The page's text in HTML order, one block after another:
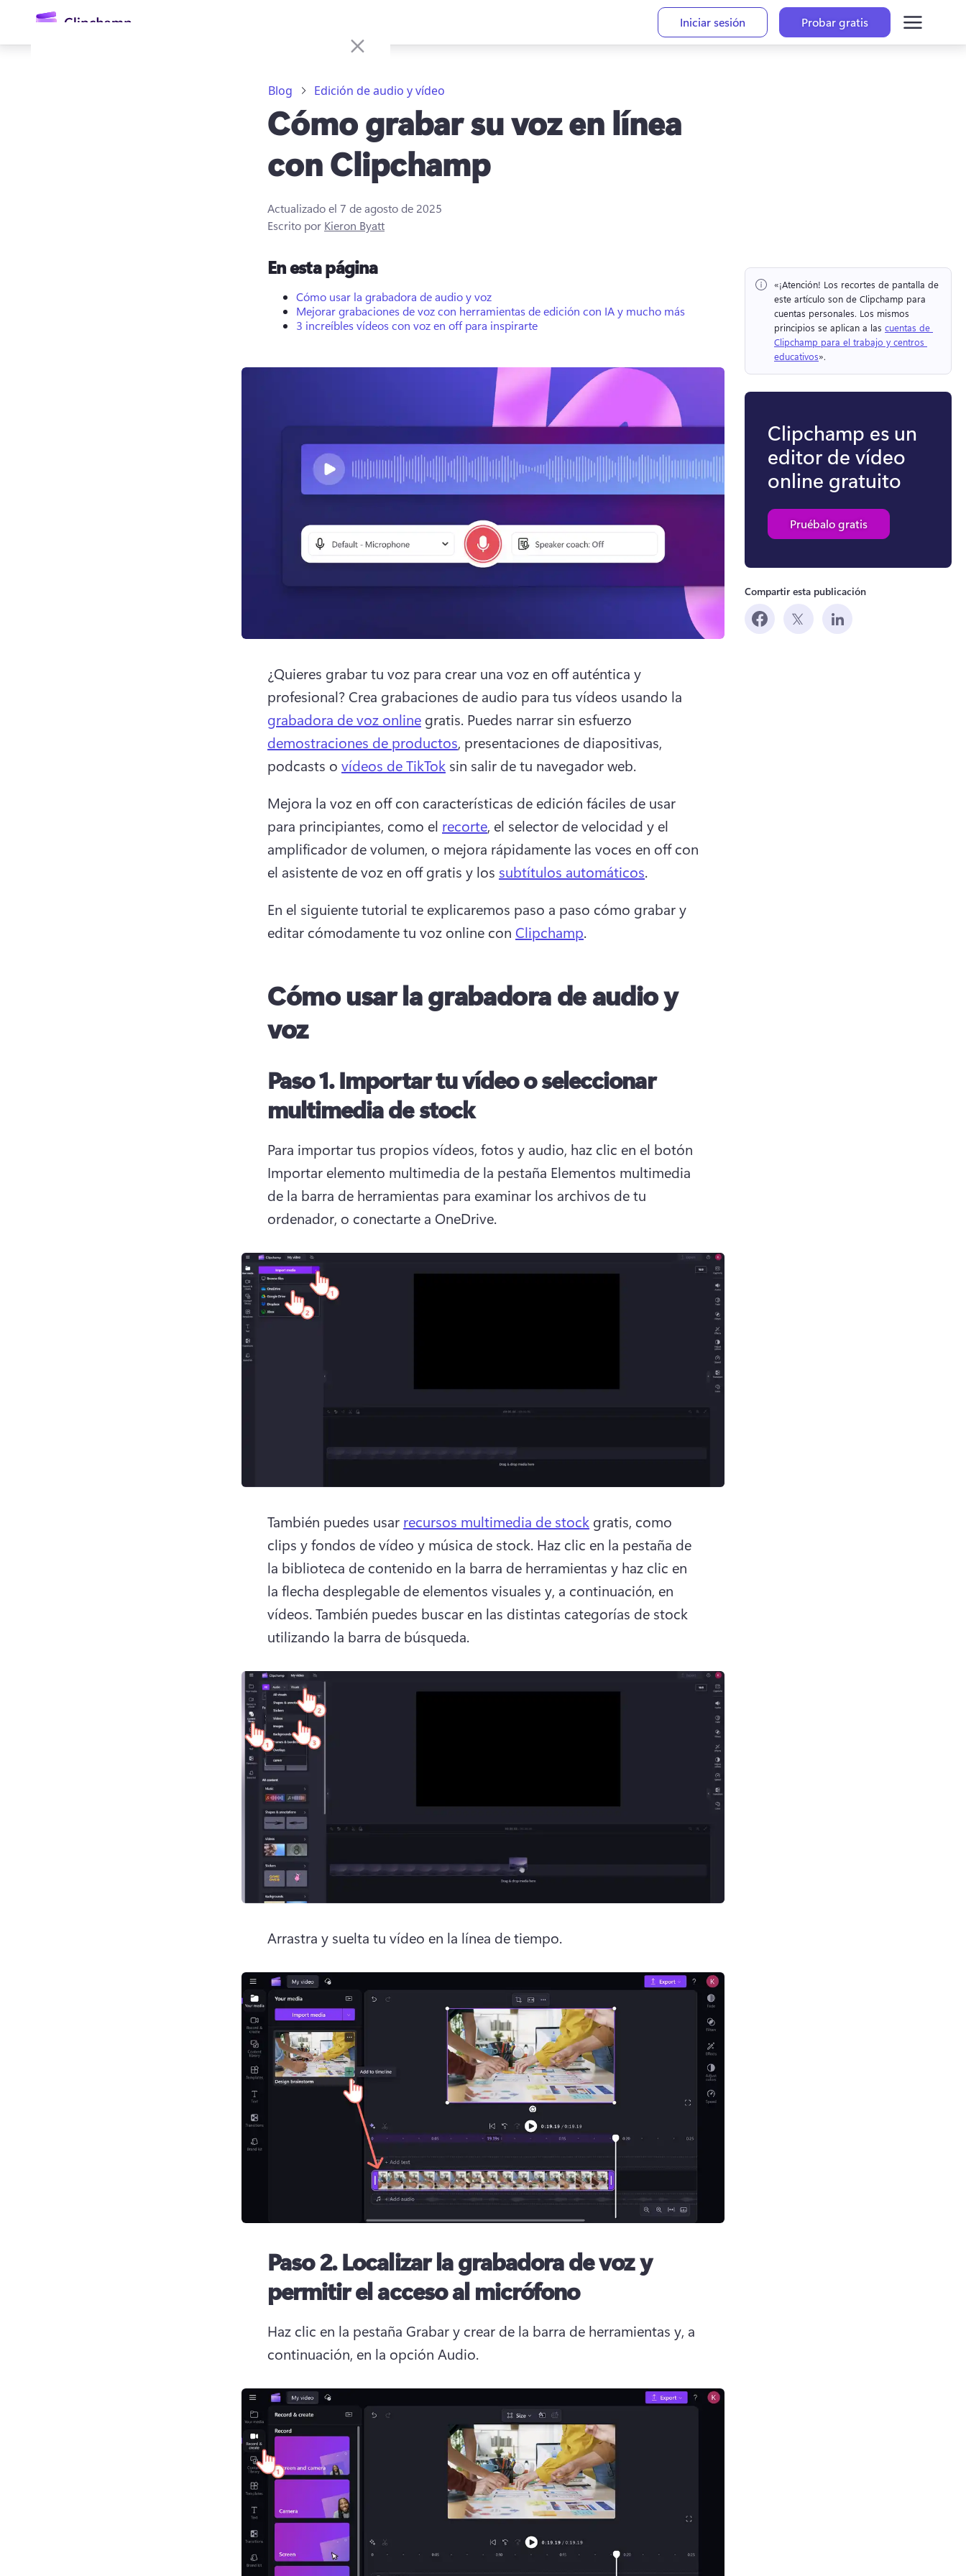
principal
Iniciar sesión Probar gratis
Blog Edición de audio y vídeo
Cómo grabar su voz en línea
con Clipchamp
Actualizado el 7 de agosto de 2025
Escrito por Kieron Byatt
En esta página
Cómo usar la grabadora de audio y voz
Mejorar grabaciones de voz con herramientas de edición con IA y mucho más
3 increíbles vídeos con voz en off para inspirarte
¿Quieres grabar tu voz para crear una voz en off auténtica y
profesional? Crea grabaciones de audio para tus vídeos usando la
grabadora de voz online gratis. Puedes narrar sin esfuerzo
demostraciones de productos, presentaciones de diapositivas,
podcasts o vídeos de TikTok sin salir de tu navegador web.
Mejora la voz en off con características de edición fáciles de usar
para principiantes, como el recorte, el selector de velocidad y el
amplificador de volumen, o mejora rápidamente las voces en off con
el asistente de voz en off gratis y los subtítulos automáticos.
En el siguiente tutorial te explicaremos paso a paso cómo grabar y
editar cómodamente tu voz online con Clipchamp.
Cómo usar la grabadora de audio y
voz
Paso 1.Importar tu vídeo o seleccionar
multimedia de stock
Para importar tus propios vídeos, fotos y audio, haz clic en el botón
Importar elemento multimedia de la pestaña Elementos multimedia
de la barra de herramientas para examinar los archivos de tu
ordenador, o conectarte a OneDrive.
También puedes usar recursos multimedia de stock gratis, como
clips y fondos de vídeo y música de stock. Haz clic en la pestaña de
la biblioteca de contenido en la barra de herramientas y haz clic en
la flecha desplegable de elementos visuales y, a continuación, en
vídeos. También puedes buscar en las distintas categorías de stock
utilizando la barra de búsqueda.
Arrastra y suelta tu vídeo en la línea de tiempo.
Paso 2.Localizar la grabadora de voz y
permitir el acceso al micrófono
Haz clic en la pestaña Grabar y crear de la barra de herramientas y, a
continuación, en la opción Audio.
«¡Atención! Los recortes de pantalla de
este artículo son de Clipchamp para
cuentas personales. Los mismos
principios se aplican a las cuentas de
Clipchamp para el trabajo y centros
educativos».
Clipchamp es un
editor de vídeo
online gratuito
Pruébalo gratis
Compartir esta publicación